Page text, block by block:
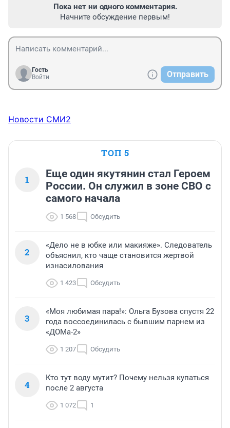
Пока нет ни одного комментария.
Начните обсуждение первым!
Гость
Войти
Отправить
Новости СМИ2
ТОП 5
1
Еще один якутянин стал Героем
России. Он служил в зоне СВО с
самого начала
1 568 Обсудить
2
«Дело не в юбке или макияже». Следователь
объяснил, кто чаще становится жертвой
изнасилования
1 423 Обсудить
3
«Моя любимая пара!»: Ольга Бузова спустя 22
года воссоединилась с бывшим парнем из
«ДОМа-2»
1 207 Обсудить
4
Кто тут воду мутит? Почему нельзя купаться
после 2 августа
1 072 1